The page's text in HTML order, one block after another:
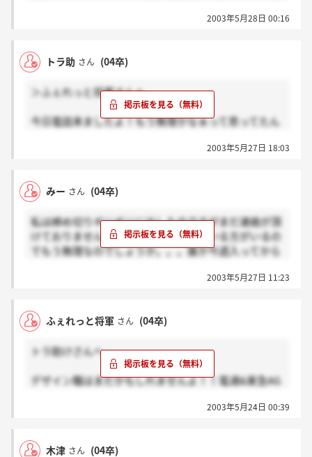
2003年5月28日 00:16
トラ助 さん (04卒)
＞ふぇれっと将軍さんへ
今日電話来ましたよ！もう無理かなぁって思ってたん
ですので、まだ諦めることはないと思いますよ！
2003年5月27日 18:03
みー さん (04卒)
私は締め切りギリギリに出したのですがまだ連絡が頂
けておりません。さすがにもう頂いている方がいるの
でもう無理なのでしょうか。。。誰か今週入ってから
2003年5月27日 11:23
ふぇれっと将軍 さん (04卒)
トラ助けさんへ
デザイン職はまだかもしれませんよ！！電通&東急AG
ました。とりあえず待ちましょう！！2003年5月24日 00:39
木津 さん (04卒)